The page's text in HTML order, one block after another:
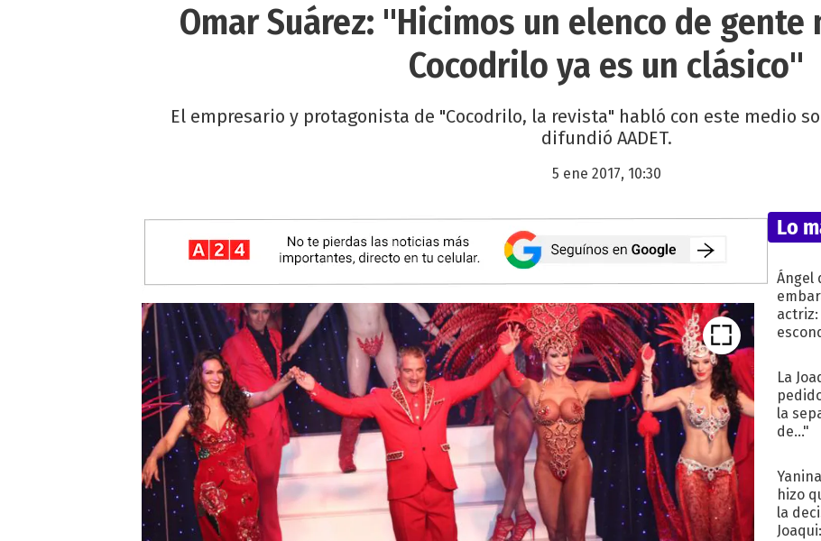
Omar Suárez: "Hicimos un elenco de
Cocodrilo ya es un clásico"
El empresario y protagonista de "Cocodrilo, la revista" habló con este medio
difundió AADET.
5 ene 2017, 10:30
Lo
Ángel
La
la
de..."
hizo
la